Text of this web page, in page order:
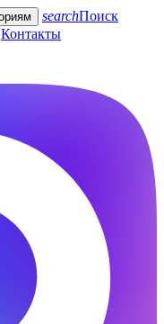
searchПоиск
Контакты